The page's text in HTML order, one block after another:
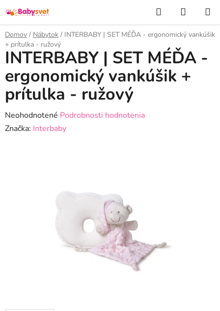
na
obsah
Hľadať
KOŠÍK
Domov / Nábytok / INTERBABY | SET MÉĎA - ergonomický vankúšik
+ prítulka - ružový
INTERBABY | SET MÉĎA -
ergonomický vankúšik +
prítulka - ružový
Priemerné
hodnotenie
Neohodnotené Podrobnosti hodnotenia
Značka: Interbaby